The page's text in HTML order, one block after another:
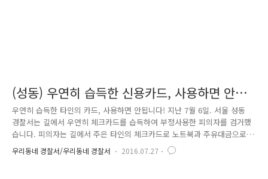
(성동) 우연히 습득한 신용카드, 사용하면 안됩
니다!
우연히 습득한 타인의 카드, 사용하면 안됩니다! 지난 7월 6일. 서울 성동
경찰서는 길에서 우연히 체크카드를 습득하여 부정사용한 피의자를 검거했
습니다. 피의자는 길에서 주은 타인의 체크카드로 노트북과 주유대금으로
약 160만원을 사용했는데요. 사건은 지난 6월 9일. '누군가가 자신의 분실
한 체크카드를 사용했다'는 피해자의 신고로 시작되었습니다. 신고를 접수
우리동네 경찰서/우리동네 경찰서 2016.07.27